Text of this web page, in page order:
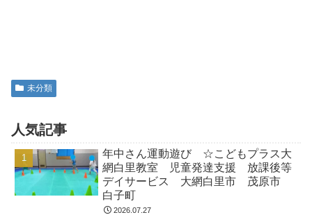
未分類
人気記事
年中さん運動遊び ☆こどもプラス大
網白里教室 児童発達支援 放課後等
デイサービス 大網白里市 茂原市
白子町
2026.07.27